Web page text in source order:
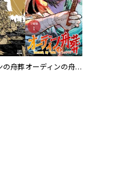
の舟葬 オーディンの舟葬 分冊版